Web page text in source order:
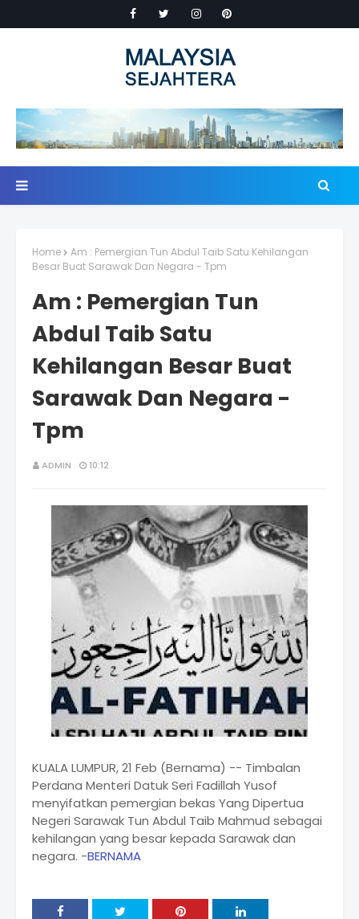
Home
Am : Pemergian Tun Abdul Taib Satu Kehilangan
Besar Buat Sarawak Dan Negara - Tpm
Am : Pemergian Tun
Abdul Taib Satu
Kehilangan Besar Buat
Sarawak Dan Negara -
Tpm
ADMIN 10:12
KUALA LUMPUR, 21 Feb (Bernama) -- Timbalan
Perdana Menteri Datuk Seri Fadillah Yusof
menyifatkan pemergian bekas Yang Dipertua
Negeri Sarawak Tun Abdul Taib Mahmud sebagai
kehilangan yang besar kepada Sarawak dan
negara. -BERNAMA